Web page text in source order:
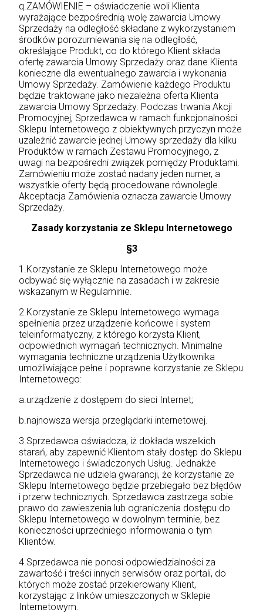
q.ZAMÓWIENIE – oświadczenie woli Klienta
wyrażające bezpośrednią wolę zawarcia Umowy
Sprzedaży na odległość składane z wykorzystaniem
środków porozumiewania się na odległość,
określające Produkt, co do którego Klient składa
ofertę zawarcia Umowy Sprzedaży oraz dane Klienta
konieczne dla ewentualnego zawarcia i wykonania
Umowy Sprzedaży. Zamówienie każdego Produktu
będzie traktowane jako niezależna oferta Klienta
zawarcia Umowy Sprzedaży. Podczas trwania Akcji
Promocyjnej, Sprzedawca w ramach funkcjonalności
Sklepu Internetowego z obiektywnych przyczyn może
uzależnić zawarcie jednej Umowy sprzedaży dla kilku
Produktów w ramach Zestawu Promocyjnego, z
uwagi na bezpośredni związek pomiędzy Produktami.
Zamówieniu może zostać nadany jeden numer, a
wszystkie oferty będą procedowane równolegle.
Akceptacja Zamówienia oznacza zawarcie Umowy
Sprzedaży.
Zasady korzystania ze Sklepu Internetowego
§3
1.Korzystanie ze Sklepu Internetowego może
odbywać się wyłącznie na zasadach i w zakresie
wskazanym w Regulaminie.
2.Korzystanie ze Sklepu Internetowego wymaga
spełnienia przez urządzenie końcowe i system
teleinformatyczny, z którego korzysta Klient,
odpowiednich wymagań technicznych. Minimalne
wymagania techniczne urządzenia Użytkownika
umożliwiające pełne i poprawne korzystanie ze Sklepu
Internetowego:
a.urządzenie z dostępem do sieci Internet;
b.najnowsza wersja przeglądarki internetowej.
3.Sprzedawca oświadcza, iż dokłada wszelkich
starań, aby zapewnić Klientom stały dostęp do Sklepu
Internetowego i świadczonych Usług. Jednakże
Sprzedawca nie udziela gwarancji, że korzystanie ze
Sklepu Internetowego będzie przebiegało bez błędów
i przerw technicznych. Sprzedawca zastrzega sobie
prawo do zawieszenia lub ograniczenia dostępu do
Sklepu Internetowego w dowolnym terminie, bez
konieczności uprzedniego informowania o tym
Klientów.
4.Sprzedawca nie ponosi odpowiedzialności za
zawartość i treści innych serwisów oraz portali, do
których może zostać przekierowany Klient,
korzystając z linków umieszczonych w Sklepie
Internetowym.